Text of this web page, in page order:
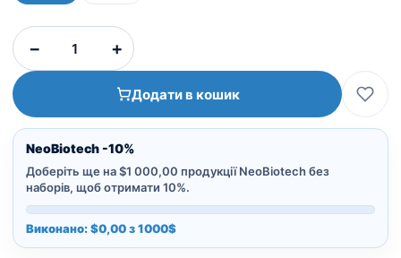
−
спредер +
Додати в кошик
NeoBiotech -10%
Доберіть ще на $1 000,00 продукції NeoBiotech без
наборів, щоб отримати 10%.
Виконано: $0,00 з 1000$